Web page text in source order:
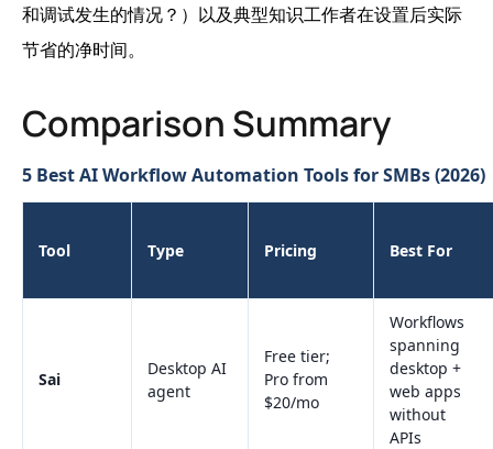
和调试发生的情况？）以及典型知识工作者在设置后实际
节省的净时间。
Comparison Summary
5 Best AI Workflow Automation Tools for SMBs (2026)
Tool Type Pricing Best For
Sai
Desktop AI
agent
Free tier;
Pro from
$20/mo
Workflows
spanning
desktop +
web apps
without
APIs